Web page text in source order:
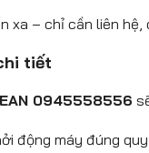
xa – chỉ cần liên
tiết
0945558556
động máy đúng